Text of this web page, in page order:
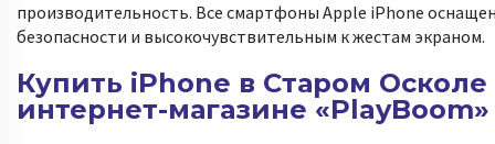
производительность. Все смартфоны Apple iPhone
безопасности и высокочувствительным к жестам экраном.
Купить iPhone в Старом Осколе
интернет-магазине «PlayBoom»